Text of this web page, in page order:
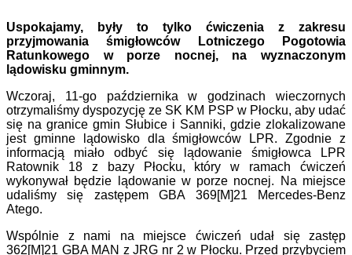
Uspokajamy, były to tylko ćwiczenia z zakresu
przyjmowania śmigłowców Lotniczego Pogotowia
Ratunkowego w porze nocnej, na wyznaczonym
lądowisku gminnym.
Wczoraj, 11-go października w godzinach wieczornych
otrzymaliśmy dyspozycję ze SK KM PSP w Płocku, aby udać
się na granice gmin Słubice i Sanniki, gdzie zlokalizowane
jest gminne lądowisko dla śmigłowców LPR. Zgodnie z
informacją miało odbyć się lądowanie śmigłowca LPR
Ratownik 18 z bazy Płocku, który w ramach ćwiczeń
wykonywał będzie lądowanie w porze nocnej. Na miejsce
udaliśmy się zastępem GBA 369[M]21 Mercedes-Benz
Atego.
Wspólnie z nami na miejsce ćwiczeń udał się zastęp
362[M]21 GBA MAN z JRG nr 2 w Płocku. Przed przybyciem